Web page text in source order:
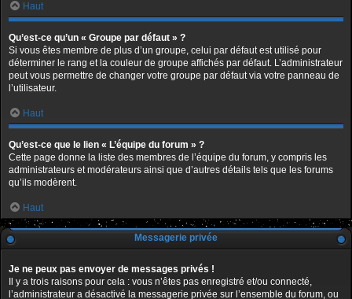
Haut
Qu’est-ce qu’un « Groupe par défaut » ?
Si vous êtes membre de plus d’un groupe, celui par défaut est utilisé pour
déterminer le rang et la couleur de groupe affichés par défaut. L’administrateur
peut vous permettre de changer votre groupe par défaut via votre panneau de
l’utilisateur.
Haut
Qu’est-ce que le lien « L’équipe du forum » ?
Cette page donne la liste des membres de l’équipe du forum, y compris les
administrateurs et modérateurs ainsi que d’autres détails tels que les forums
qu’ils modèrent.
Haut
Messagerie privée
Je ne peux pas envoyer de messages privés !
Il y a trois raisons pour cela : vous n’êtes pas enregistré et/ou connecté,
l’administrateur a désactivé la messagerie privée sur l’ensemble du forum, ou